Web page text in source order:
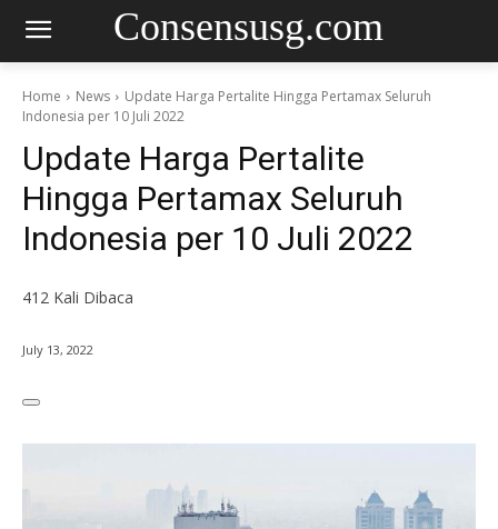
Consensusg.com
Home News
Update Harga Pertalite Hingga Pertamax Seluruh
Indonesia per 10 Juli 2022
Update Harga Pertalite
Hingga Pertamax Seluruh
Indonesia per 10 Juli 2022
412 Kali Dibaca
July 13, 2022